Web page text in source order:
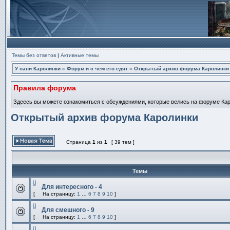
Темы без ответов | Активные темы
У пани Каролинки » Форум и с чем его едят » Открытый архив форума Каролинки
Правила форума
Здеесь вы можете ознакомиться с обсуждениями, которые велись на форуме
Открытый архив форума Каролинки
Начать новую тему
Страница 1 из 1 [ 39 тем ]
Темы
Эта
тема
закрыта,
можете
Вложения
Для интересного - 4
[
На
На страницу: 1 6 7 8 9 10 ]
Эта
тема
Вложения
Для смешного - 9
[
На
На страницу: 1 6 7 8 9 10 ]